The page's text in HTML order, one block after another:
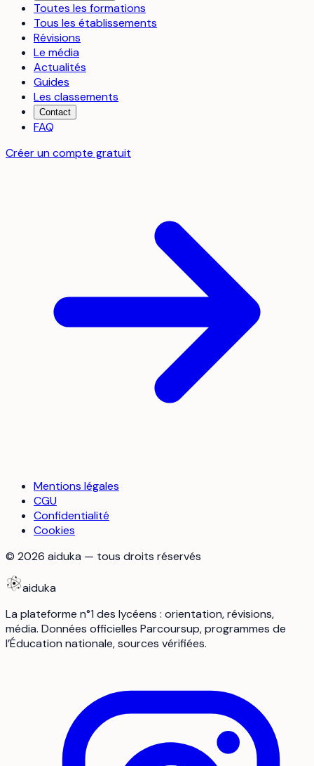
Toutes les formations
Tous les établissements
Révisions
Le média
Actualités
Guides
Les classements
Contact
FAQ
Créer un compte gratuit
Mentions légales
CGU
Confidentialité
Cookies
© 2026 aiduka — tous droits réservés
aiduka
La plateforme n°1 des lycéens : orientation, révisions,
média. Données officielles Parcoursup, programmes de
l’Éducation nationale, sources vérifiées.